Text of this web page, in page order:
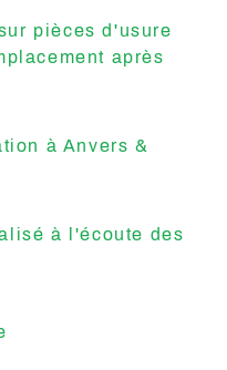
pièces d'usure
après
à Anvers &
à l'écoute des